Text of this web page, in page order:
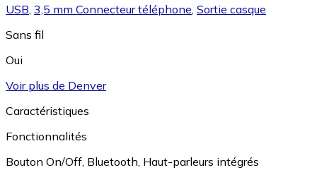
USB, 3,5 mm Connecteur téléphone, Sortie casque
Sans fil
Oui
Voir plus de Denver
Caractéristiques
Fonctionnalités
Bouton On/Off, Bluetooth, Haut-parleurs intégrés